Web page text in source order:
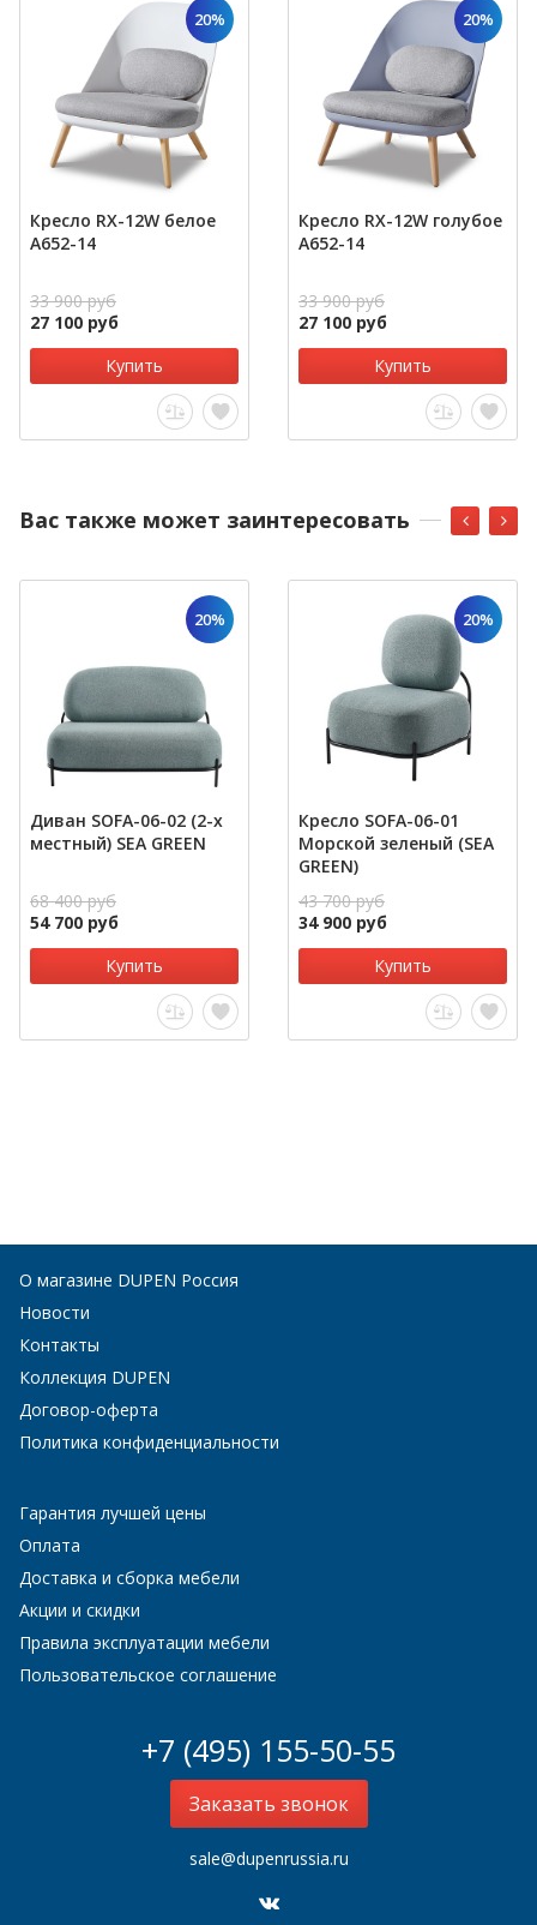
20%
Кресло RX-12W белое
A652-14
33 900 руб
27 100 руб
Купить
20%
Кресло RX-12W голубое
A652-14
33 900 руб
27 100 руб
Купить
Вас также может заинтересовать
20%
Диван SOFA-06-02 (2-х
местный) SEA GREEN
68 400 руб
54 700 руб
Купить
20%
Кресло SOFA-06-01
Морской зеленый (SEA
GREEN)
43 700 руб
34 900 руб
Купить
О магазине DUPEN Россия
Новости
Контакты
Коллекция DUPEN
Договор-оферта
Политика конфиденциальности
Гарантия лучшей цены
Оплата
Доставка и сборка мебели
Акции и скидки
Правила эксплуатации мебели
Пользовательское соглашение
+7 (495) 155-50-55
Заказать звонок
sale@dupenrussia.ru